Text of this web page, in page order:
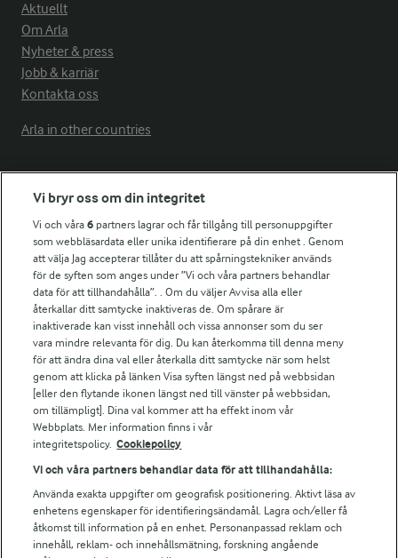
Aktuellt
Om Arla
Nyheter & press
Jobb & karriär
Kontakta oss
Arla in other countries
Fler Arlasajter
För ägare
Arlas kundportal
Arla.com
Falbygdens Ost
Arla webbshop
Bildbank
Följ oss
Vi bryr oss om din integritet
Vi och våra6 partners lagrar och får tillgång till personuppgifter
som webbläsardata eller unika identifierare på din enhet . Genom
att välja Jag accepterar tillåter du att spårningstekniker används
för de syften som anges under ”Vi och våra partners behandlar
data för att tillhandahålla”. . Om du väljer Avvisa alla eller
återkallar ditt samtycke inaktiveras de. Om spårare är
inaktiverade kan visst innehåll och vissa annonser som du ser
vara mindre relevanta för dig. Du kan återkomma till denna meny
för att ändra dina val eller återkalla ditt samtycke när som helst
genom att klicka på länken Visa syften längst ned på webbsidan
[eller den flytande ikonen längst ned till vänster på webbsidan,
om tillämpligt]. Dina val kommer att ha effekt inom vår
Webbplats. Mer information finns i vår
integritetspolicy. Cookiepolicy
Vi och våra partners behandlar data för att tillhandahålla:
Använda exakta uppgifter om geografisk positionering. Aktivt läsa av
enhetens egenskaper för identifieringsändamål. Lagra och/eller få
åtkomst till information på en enhet. Personanpassad reklam och
innehåll, reklam- och innehållsmätning, forskning angående